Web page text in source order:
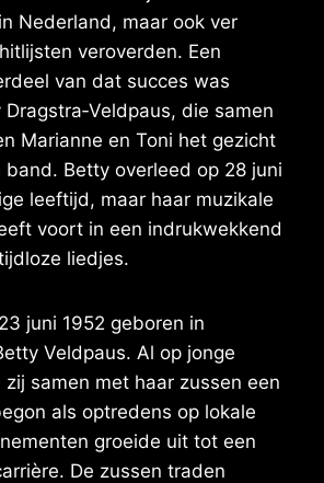
Nederland, maar ook ver
veroverden. Een
van dat succes was
die samen
Marianne en Toni het gezicht
Betty overleed op 28 juni
leeftijd, maar haar muzikale
voort in een indrukwekkend
liedjes.
juni 1952 geboren in
Veldpaus. Al op jonge
samen met haar zussen een
als optredens op lokale
groeide uit tot een
De zussen traden